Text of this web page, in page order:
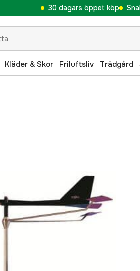
30 dagars öppet köp
Kläder & Skor Friluftsliv Trädgård